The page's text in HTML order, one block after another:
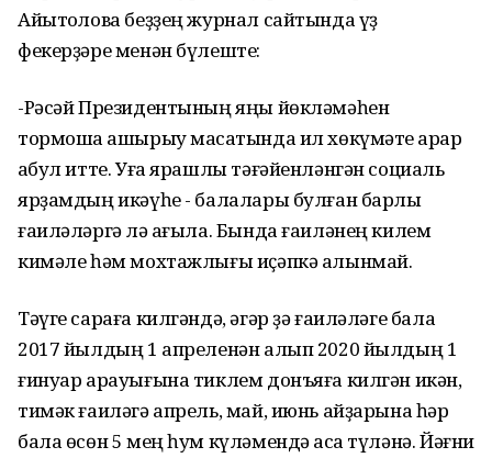
Айытҡолова беҙҙең журнал сайтында үҙ
фекерҙәре менән бүлеште:
-Рәсәй Президентының яңы йөкләмәһен
тормошҡа ашырыу маҡсатында ил хөкүмәте ҡарар
ҡабул итте. Уға ярашлы тәғәйенләнгән социаль
ярҙамдың икәүһе - балалары булған барлыҡ
ғаиләләргә лә ҡағыла. Бында ғаиләнең килем
кимәле һәм мохтажлығы иҫәпкә алынмай.
Тәүге сараға килгәндә, әгәр ҙә ғаиләләге бала
2017 йылдың 1 апреленән алып 2020 йылдың 1
ғинуар арауығына тиклем донъяға килгән икән,
тимәк ғаиләгә апрель, май, июнь айҙарына һәр
бала өсөн 5 мең һум күләмендә аҡса түләнә. Йәғни